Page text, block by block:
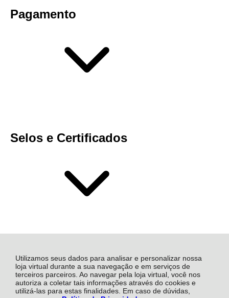
Utilizamos seus dados para analisar e personalizar nossa
loja virtual durante a sua navegação e em serviços de
terceiros parceiros. Ao navegar pela loja virtual, você nos
autoriza a coletar tais informações através do cookies e
utilizá-las para estas finalidades. Em caso de dúvidas,
Pagamento
Selos e Certificados
Mais Soluções Industriais S.A, Rua Atalydes Moreira de
Souza - 1472 - Sala 17 - Civit I - 29168-055 - Serra - ES